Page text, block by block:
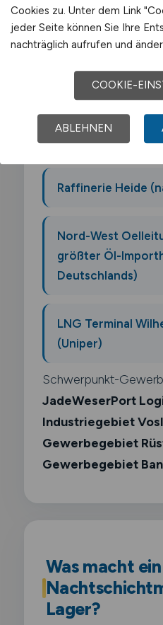
Wilhelmshaven wird
Arbeitgebern geprägt:
JadeWeserPort
(Eurogate)
Nord-LB Standort
Raffinerie Heide
Nord-West
größter Öl-
Deutschlands)
LNG Terminal
(Uniper)
Schwerpunkt-
JadeWeserPort
Industriegebiet
Gewerbegebiet
Gewerbegebiet
Was macht ein
Lager?
Cookies zu. Unter dem Link
jeder Seite können Sie Ihre
nachträglich aufrufen und
COOKIE-
ABLEHNEN